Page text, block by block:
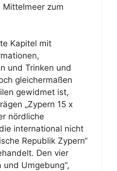
Mittelmeer zum
Kapitel mit
und Trinken und
gleichermaßen
gewidmet ist,
„Zypern 15 x
nördliche
international nicht
Republik Zypern“
Den vier
und Umgebung“,